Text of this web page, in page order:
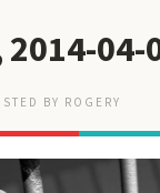
2014-
BY ROGERY